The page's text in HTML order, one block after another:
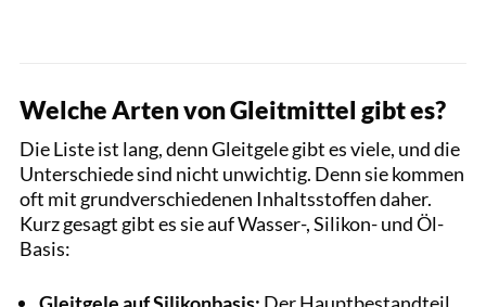
Welche Arten von Gleitmittel gibt es?
Die Liste ist lang, denn Gleitgele gibt es viele, und die
Unterschiede sind nicht unwichtig. Denn sie kommen
oft mit grundverschiedenen Inhaltsstoffen daher.
Kurz gesagt gibt es sie auf Wasser-, Silikon- und Öl-
Basis: